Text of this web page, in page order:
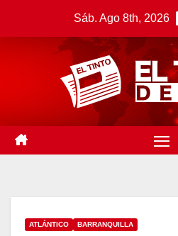
Sáb. Ago 8th, 2026
ATLÁNTICO BARRANQUILLA